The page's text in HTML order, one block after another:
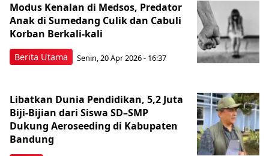
Berita Utama
Modus Kenalan di Medsos, Predator
Anak di Sumedang Culik dan Cabuli
Korban Berkali-kali
Senin, 20 Apr 2026 - 16:37
Libatkan Dunia Pendidikan, 5,2 Juta
Biji-Bijian dari Siswa SD–SMP
Dukung Aeroseeding di Kabupaten
Bandung